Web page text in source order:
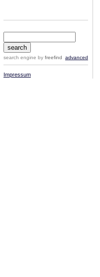
search engine by freefind advanced
Impressum